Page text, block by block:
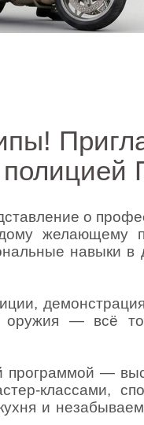
о
желающему
навыки
оружия — всё
программой —
классами,
и